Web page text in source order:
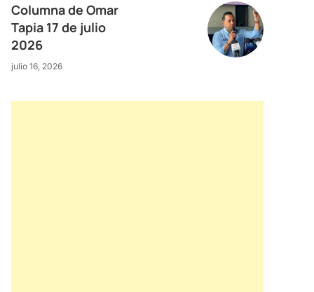
Columna de Omar
Tapia 17 de julio
2026
julio 16, 2026